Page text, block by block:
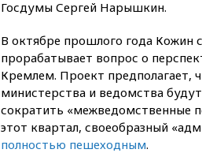
Госдумы Сергей Нарышкин.
В октябре прошлого года Кожин
прорабатывает вопрос о
Кремлем. Проект предполагает,
министерства и ведомства
сократить «межведомственные
этот квартал, своеобразный
полностью пешеходным.